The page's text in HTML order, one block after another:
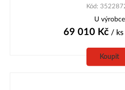
Kód:
U výrobce
69 010 Kč/ ks
Koupit